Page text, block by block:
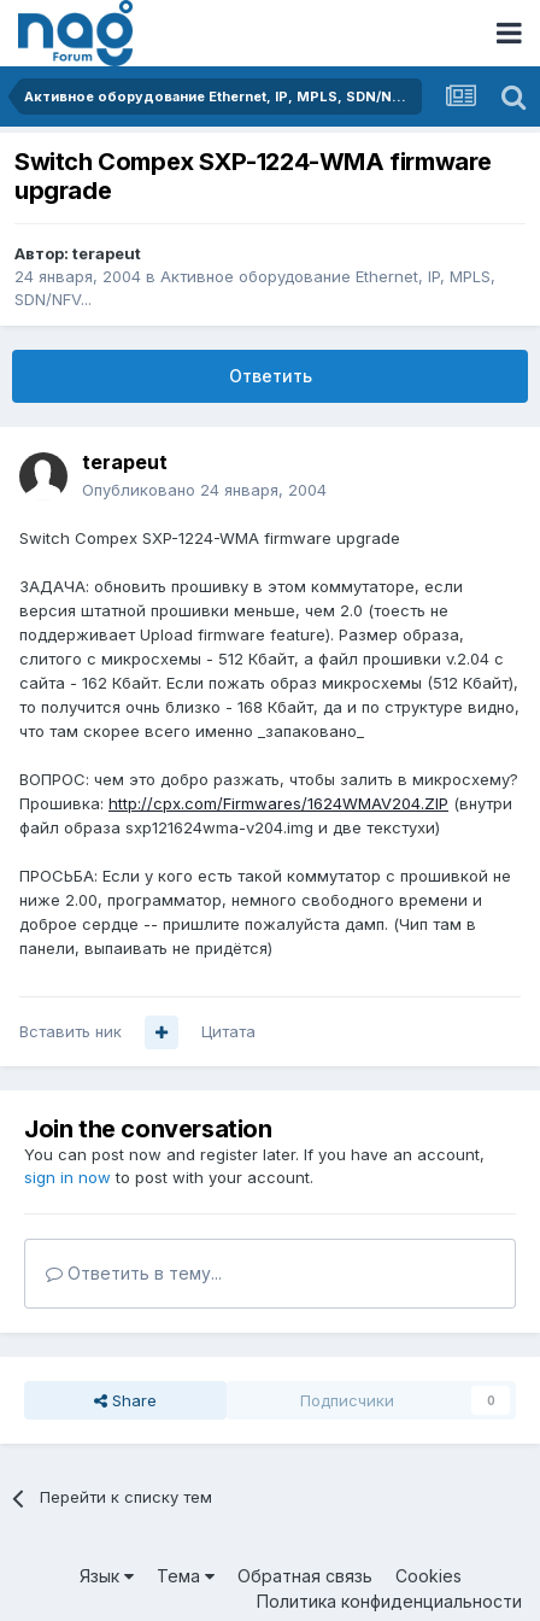
Активное оборудование Ethernet, IP, MPLS, SDN/NFV...
Switch Compex SXP-1224-WMA firmware
upgrade
Автор: terapeut
24 января, 2004 в Активное оборудование Ethernet, IP, MPLS,
SDN/NFV...
Ответить
terapeut
Опубликовано 24 января, 2004
Switch Compex SXP-1224-WMA firmware upgrade
ЗАДАЧА: обновить прошивку в этом коммутаторе, если
версия штатной прошивки меньше, чем 2.0 (тоесть не
поддерживает Upload firmware feature). Размер образа,
слитого с микросхемы - 512 Кбайт, а файл прошивки v.2.04 с
сайта - 162 Кбайт. Если пожать образ микросхемы (512 Кбайт),
то получится очнь близко - 168 Кбайт, да и по структуре видно,
что там скорее всего именно _запаковано_
ВОПРОС: чем это добро разжать, чтобы залить в микросхему?
Прошивка: http://cpx.com/Firmwares/1624WMAV204.ZIP (внутри
файл образа sxp121624wma-v204.img и две текстухи)
ПРОСЬБА: Если у кого есть такой коммутатор с прошивкой не
ниже 2.00, программатор, немного свободного времени и
доброе сердце -- пришлите пожалуйста дамп. (Чип там в
панели, выпаивать не придётся)
Вставить ник Цитата
Join the conversation
You can post now and register later. If you have an account,
sign in now to post with your account.
Ответить в тему...
Share Подписчики 0
Перейти к списку тем
Язык Тема Обратная связь
Cookies
Политика конфиденциальности